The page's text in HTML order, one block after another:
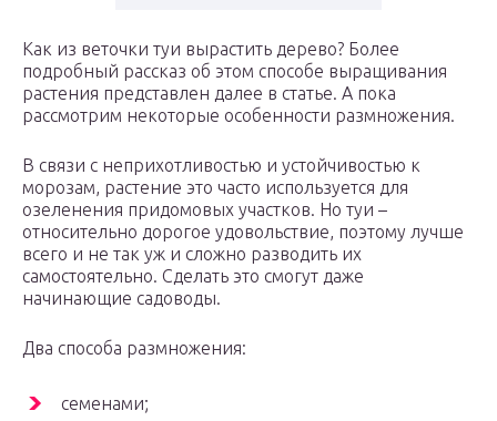
Как из веточки туи вырастить дерево? Более
подробный рассказ об этом способе выращивания
растения представлен далее в статье. А пока
рассмотрим некоторые особенности размножения.
В связи с неприхотливостью и устойчивостью к
морозам, растение это часто используется для
озеленения придомовых участков. Но туи –
относительно дорогое удовольствие, поэтому лучше
всего и не так уж и сложно разводить их
самостоятельно. Сделать это смогут даже
начинающие садоводы.
Два способа размножения:
семенами;